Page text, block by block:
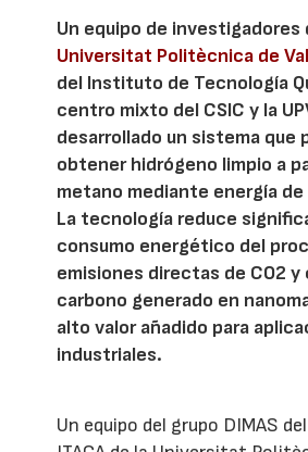
Un equipo de investigadores
Universitat Politècnica de
del Instituto de Tecnología
centro mixto del CSIC y la
desarrollado un sistema que
obtener hidrógeno limpio a
metano mediante energía
La tecnología reduce
consumo energético del
emisiones directas de CO2
carbono generado en
alto valor añadido para
industriales.
Un equipo del grupo DIMAS